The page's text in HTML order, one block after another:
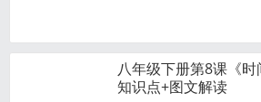
八年级下册第8课《时
知识点+图文解读